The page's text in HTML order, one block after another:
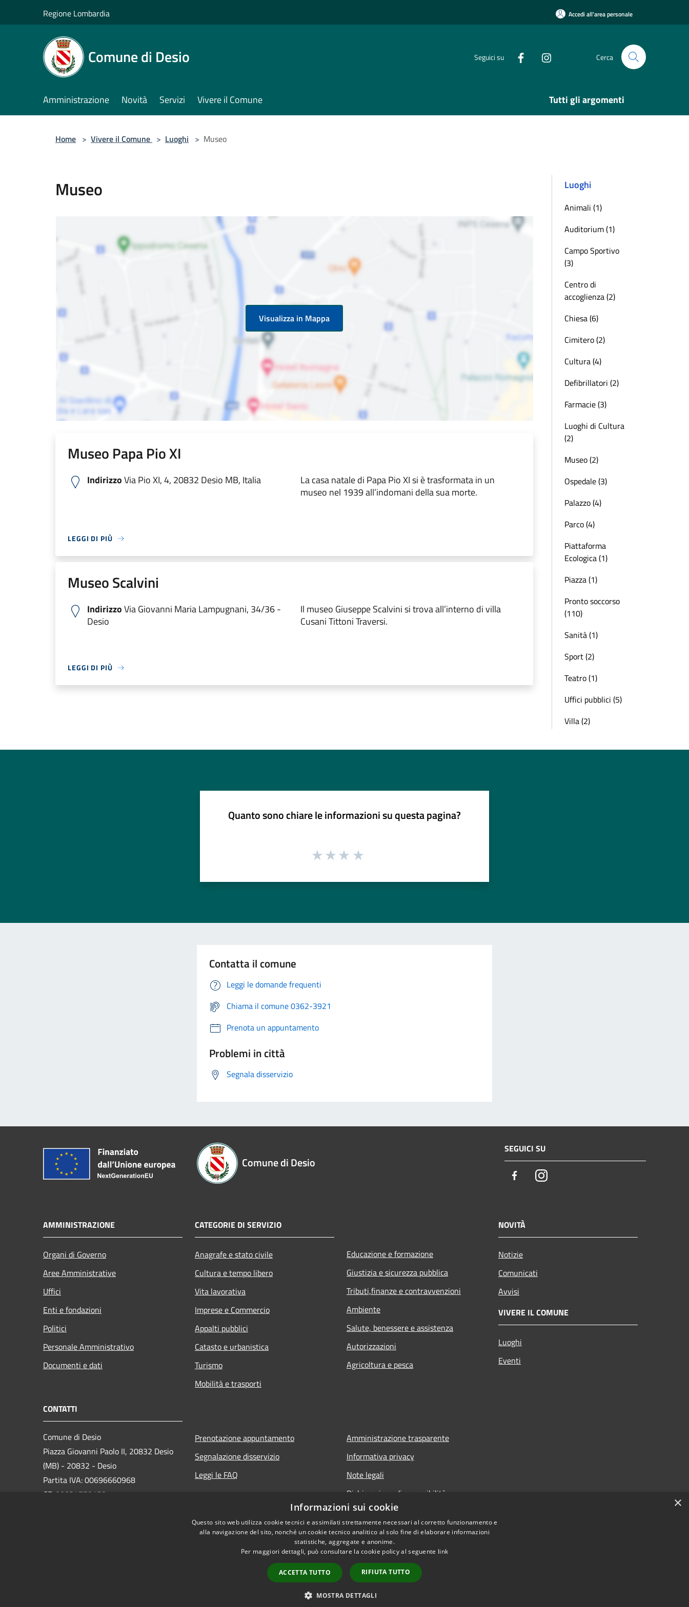
Regione Lombardia Accedi all'area personale
Comune di Desio Seguici su Cerca
Amministrazione Novità Servizi Vivere il Comune Tutti gli argomenti
Home > Vivere il Comune > Luoghi > Museo
Museo
Visualizza in Mappa
Museo Papa Pio XI
IndirizzoVia Pio XI, 4, 20832 Desio MB, Italia
La casa natale di Papa Pio XI si è trasformata in un
museo nel 1939 all’indomani della sua morte.
LEGGI DI PIÙ
Museo Scalvini
IndirizzoVia Giovanni Maria Lampugnani, 34/36 -
Desio
Il museo Giuseppe Scalvini si trova all’interno di villa
Cusani Tittoni Traversi.
LEGGI DI PIÙ
Luoghi
Animali (1)
Auditorium (1)
Campo Sportivo
(3)
Centro di
accoglienza (2)
Chiesa (6)
Cimitero (2)
Cultura (4)
Defibrillatori (2)
Farmacie (3)
Luoghi di Cultura
(2)
Museo (2)
Ospedale (3)
Palazzo (4)
Parco (4)
Piattaforma
Ecologica (1)
Piazza (1)
Pronto soccorso
(110)
Sanità (1)
Sport (2)
Teatro (1)
Uffici pubblici (5)
Villa (2)
Quanto sono chiare le informazioni su questa pagina?
Contatta il comune
Leggi le domande frequenti
Chiama il comune 0362-3921
Prenota un appuntamento
Problemi in città
Segnala disservizio
Comune di Desio
SEGUICI SU
FacebookInstagram
AMMINISTRAZIONE
Organi di Governo
Aree Amministrative
Uffici
Enti e fondazioni
Politici
Personale Amministrativo
Documenti e dati
CATEGORIE DI SERVIZIO
Anagrafe e stato civile
Cultura e tempo libero
Vita lavorativa
Imprese e Commercio
Appalti pubblici
Catasto e urbanistica
Turismo
Mobilità e trasporti
Educazione e formazione
Giustizia e sicurezza pubblica
Tributi,finanze e contravvenzioni
Ambiente
Salute, benessere e assistenza
Autorizzazioni
Agricoltura e pesca
NOVITÀ
Notizie
Comunicati
Avvisi
VIVERE IL COMUNE
Luoghi
Eventi
CONTATTI
Comune di Desio
Piazza Giovanni Paolo II, 20832 Desio
(MB) - 20832 - Desio
Partita IVA: 00696660968
CF: 00834770158
Prenotazione appuntamento
Segnalazione disservizio
Leggi le FAQ
Amministrazione trasparente
Informativa privacy
Note legali
Dichiarazione di accessibilità
Copyright © 2026 • Comune di Desio • Powered by
×
Informazioni sui cookie
Questo sito web utilizza cookie tecnici e assimilati strettamente necessari al corretto funzionamento e
alla navigazione del sito, nonché un cookie tecnico analitico al solo fine di elaborare informazioni
statistiche, aggregate e anonime.
Per maggiori dettagli, può consultare la cookie policy al seguente link
ACCETTA TUTTO RIFIUTA TUTTO
MOSTRA DETTAGLI